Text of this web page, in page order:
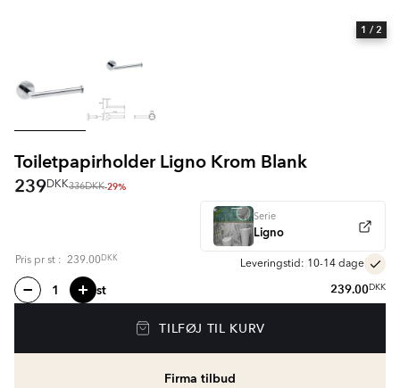
1 / 2
Toiletpapirholder Ligno Krom Blank
239DKK336DKK-29%
Serie
Ligno
Pris pr st : 239.00DKK
Leveringstid: 10-14 dage
st 239.00DKK
TILFØJ TIL KURV
Firma tilbud